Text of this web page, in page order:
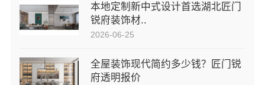
本地定制新中式设计首选湖北匠门
锐府装饰材..
2026-06-25
全屋装饰现代简约多少钱？匠门锐
府透明报价